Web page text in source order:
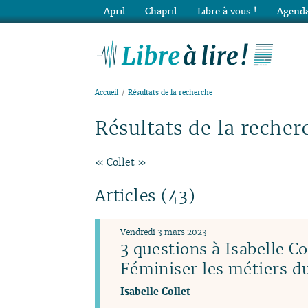
Accueil Résultats de la recherche
Résultats de la
« Collet »
Articles (43)
3 questions à Isabelle
Féminiser les métiers
Vendredi 3 mars 2023
Isabelle Collet
April Chapril Libre à vous !